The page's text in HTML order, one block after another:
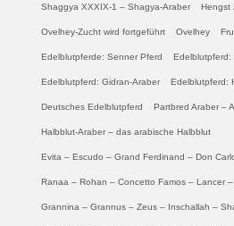
Shaggya XXXIX-1 – Shagya-Araber Hengst
Ovelhey-Zucht wird fortgeführt Ovelhey
Edelblutpferde: Senner Pferd Edelblutpferd:
Edelblutpferd: Gidran-Araber Edelblutpferd:
Deutsches Edelblutpferd Partbred Araber –
Halbblut-Araber – das arabische Halbblut
Evita – Escudo – Grand Ferdinand – Don
Ranaa – Rohan – Concetto Famos – Lancer
Grannina – Grannus – Zeus – Inschallah –